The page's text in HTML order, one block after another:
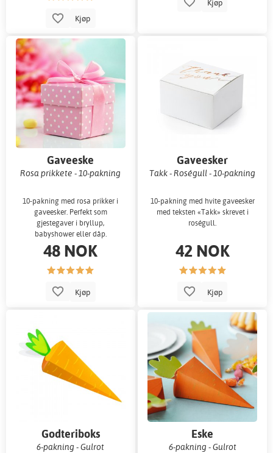
Kjøp
Kjøp
Gaveeske
Rosa prikkete - 10-pakning
10-pakning med rosa prikker i
gaveesker. Perfekt som
gjestegaver i bryllup,
babyshower eller dåp.
48 NOK
Kjøp
Gaveesker
Takk - Roségull - 10-pakning
10-pakning med hvite gaveesker
med teksten «Takk» skrevet i
roségull.
42 NOK
Kjøp
Godteriboks
6-pakning - Gulrot
Eske
6-pakning - Gulrot